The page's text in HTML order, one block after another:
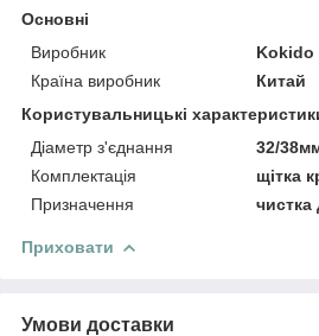
Основні
Виробник
Kokido
Країна виробник
Китай
Користувальницькі
Діаметр з'єднання
32/
Комплектація
щітка
Призначення
чистка
Приховати
Умови доставки